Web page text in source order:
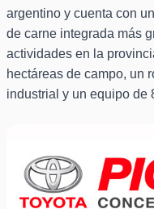
argentino y cuenta con
de carne integrada más
actividades en la
hectáreas de campo, un
industrial y un equipo de